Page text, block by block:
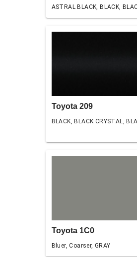
ASTRAL BLACK, BLACK,
Toyota 209
BLACK, BLACK CRYSTAL,
Toyota 1C0
Bluer, Coarser, GRAY